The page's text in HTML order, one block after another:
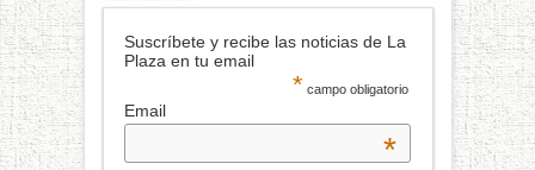
Suscríbete y recibe las noticias de La
Plaza en tu email
* campo obligatorio
Email
*